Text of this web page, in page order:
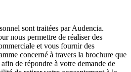
sont traitées par Audencia.
nous permettre de réaliser des
et vous fournir des
concerné à travers la brochure que
de répondre à votre demande de